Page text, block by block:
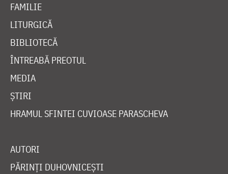
FAMILIE
LITURGICĂ
BIBLIOTECĂ
ÎNTREABĂ PREOTUL
MEDIA
ȘTIRI
HRAMUL SFINTEI CUVIOASE PARASCHEVA
AUTORI
PĂRINȚI DUHOVNICEȘTI